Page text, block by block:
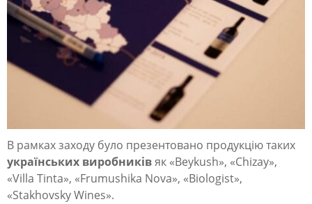
с
и
и
р
о
В рамках заходу було презентовано продукцію таких
українських виробниківяк «Beykush», «Сhizay»,
«Villa Tinta», «Frumushika Nova», «Biologist»,
«Stakhovsky Wines».